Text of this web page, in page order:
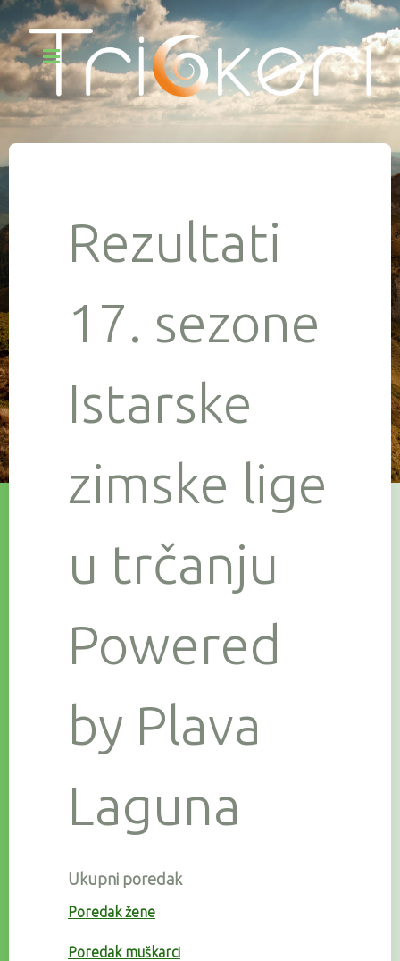
Rezultati
17. sezone
Istarske
zimske lige
u trčanju
Powered
by Plava
Laguna
Ukupni poredak
Poredak žene
Poredak muškarci